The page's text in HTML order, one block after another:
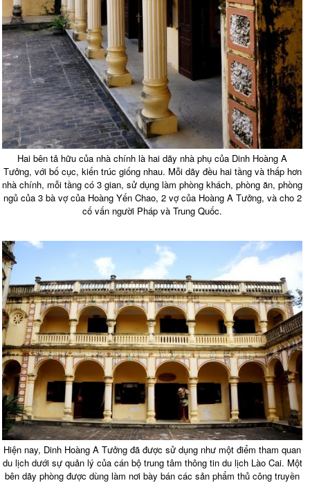
Hai bên tả hữu của nhà chính là hai dãy nhà phụ của Dinh Hoàng A
Tưởng, với bố cục, kiến trúc giống nhau. Mỗi dãy đều hai tầng và thấp hơn
nhà chính, mỗi tầng có 3 gian, sử dụng làm phòng khách, phòng ăn, phòng
ngủ của 3 bà vợ của Hoàng Yến Chao, 2 vợ của Hoàng A Tưởng, và cho 2
cố vấn người Pháp và Trung Quốc.
Hiện nay, Dinh Hoàng A Tưởng đã được sử dụng như một điểm tham quan
du lịch dưới sự quản lý của cán bộ trung tâm thông tin du lịch Lào Cai. Một
bên dãy phòng được dùng làm nơi bày bán các sản phẩm thủ công truyền